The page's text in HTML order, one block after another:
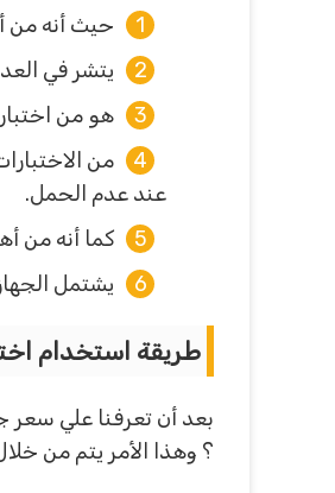
حيث أنه من
يتشر في
هو من
من
عند عدم الحمل.
كما أنه من
يشتمل
طريقة استخدام
بعد أن تعرفنا علي سعر
؟ وهذا الأمر يتم من